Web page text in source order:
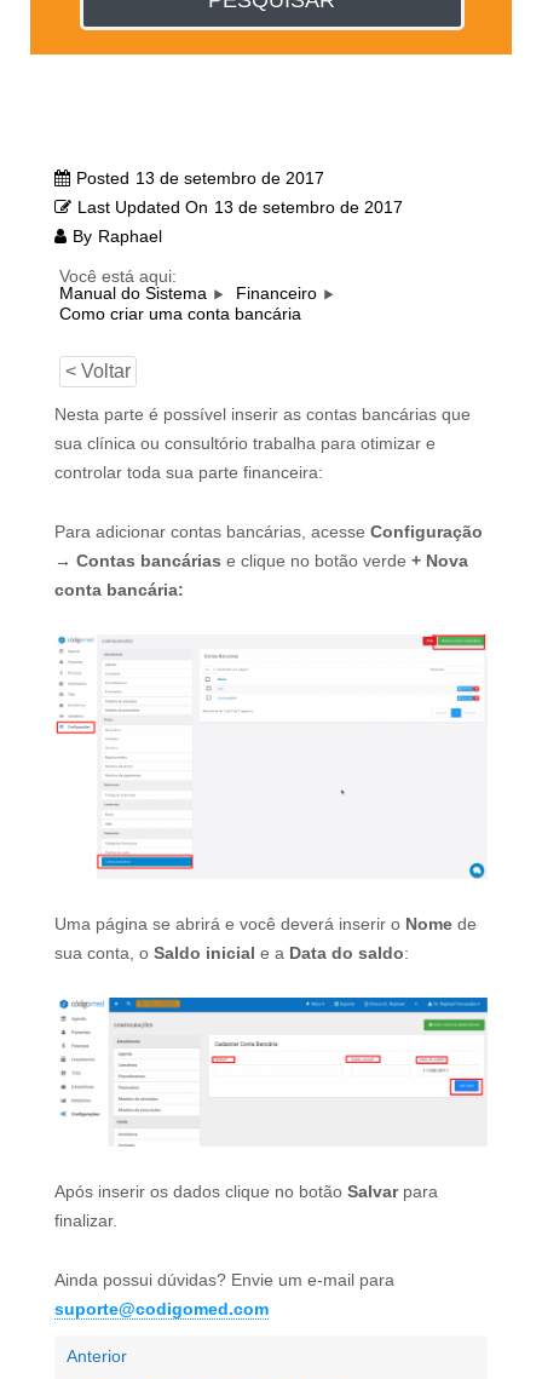
Posted 13 de setembro de 2017
Last Updated On 13 de setembro de 2017
By Raphael
Você está aqui:
Manual do Sistema
Financeiro
Como criar uma conta bancária
< Voltar
Nesta parte é possível inserir as contas bancárias que
sua clínica ou consultório trabalha para otimizar e
controlar toda sua parte financeira:
Para adicionar contas bancárias, acesse Configuração
→ Contas bancárias e clique no botão verde + Nova
conta bancária:
Uma página se abrirá e você deverá inserir o Nomede
sua conta, o Saldo inicial e a Data do saldo:
Após inserir os dados clique no botão Salvarpara
finalizar.
Ainda possui dúvidas? Envie um e-mail para
suporte@codigomed.com
Anterior